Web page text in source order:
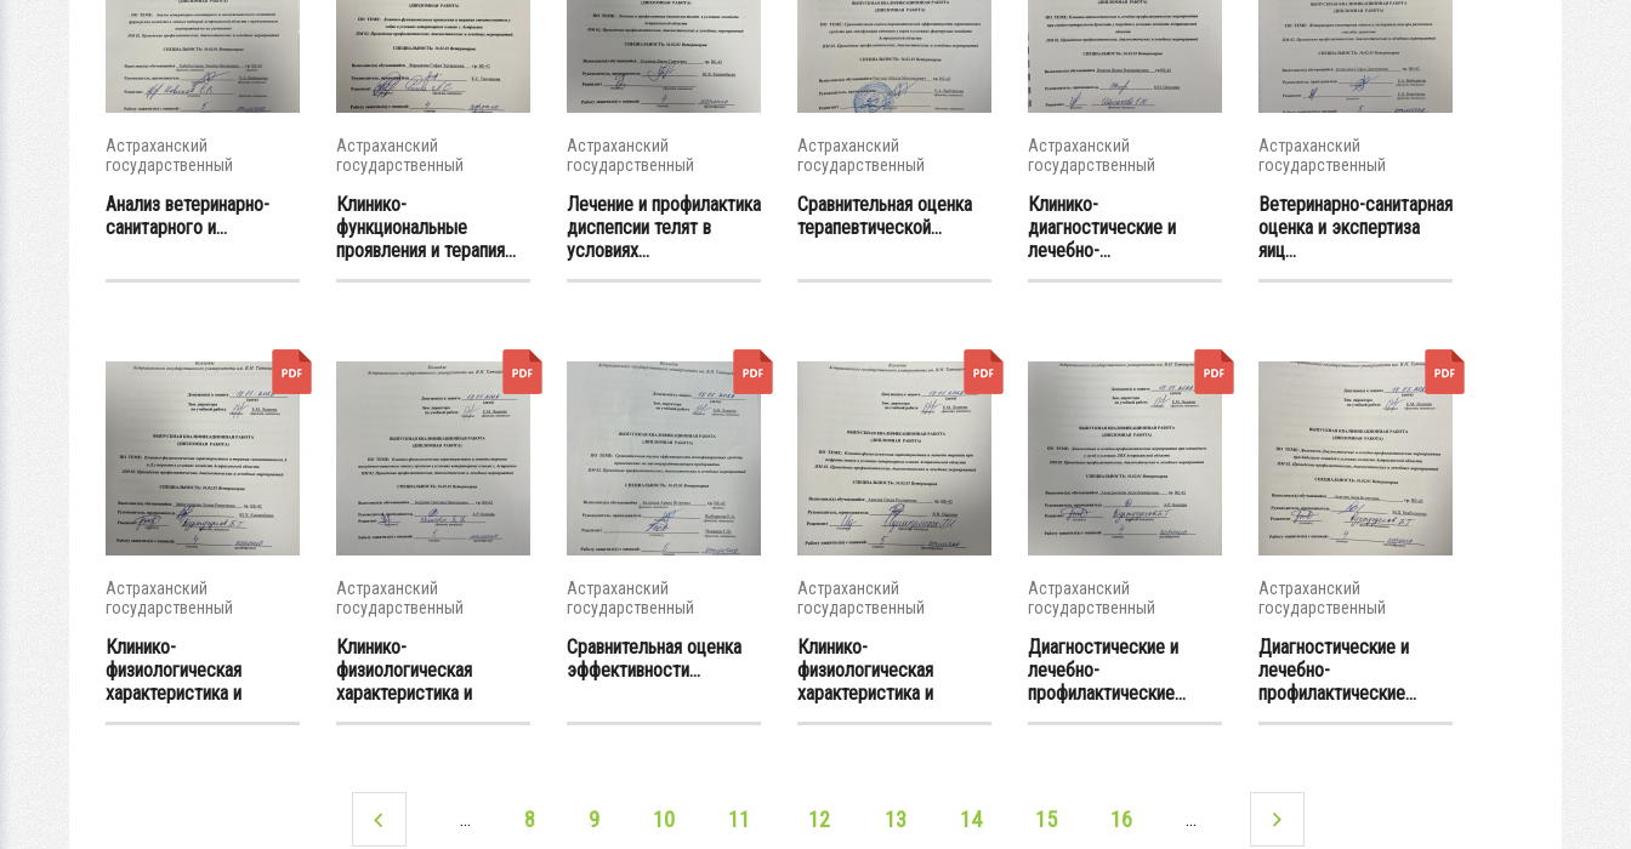
Астраханский
государственный
Анализ ветеринарно-
санитарного и...
Астраханский
государственный
Клинико-
функциональные
проявления и терапия...
Астраханский
государственный
Лечение и профилактика
диспепсии телят в
условиях...
Астраханский
государственный
Сравнительная оценка
терапевтической...
Астраханский
государственный
Клинико-
диагностические и
лечебно-...
Астраханский
государственный
Ветеринарно-санитарная
оценка и экспертиза
яиц...
Астраханский
государственный
Клинико-
физиологическая
характеристика и
терапия...
Астраханский
государственный
Клинико-
физиологическая
характеристика и
методы...
Астраханский
государственный
Сравнительная оценка
эффективности...
Астраханский
государственный
Клинико-
физиологическая
характеристика и
методы...
Астраханский
государственный
Диагностические и
лечебно-
профилактические...
Астраханский
государственный
Диагностические и
лечебно-
профилактические...
… 8 9 10 11 12 13 14 15 16 …